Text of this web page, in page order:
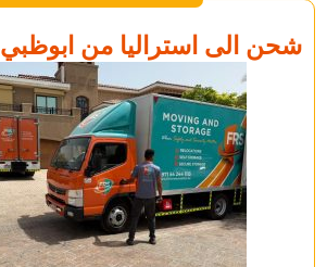
شحن الى استراليا من ابوظبي